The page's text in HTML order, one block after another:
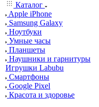
Каталог
Apple iPhone
Samsung Galaxy
Ноутбуки
Умные часы
Планшеты
Наушники и гарнитуры
Игрушки Labubu
Смартфоны
Google Pixel
Красота и здоровье